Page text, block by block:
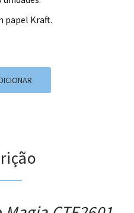
papel Kraft.
Magia CTF2601